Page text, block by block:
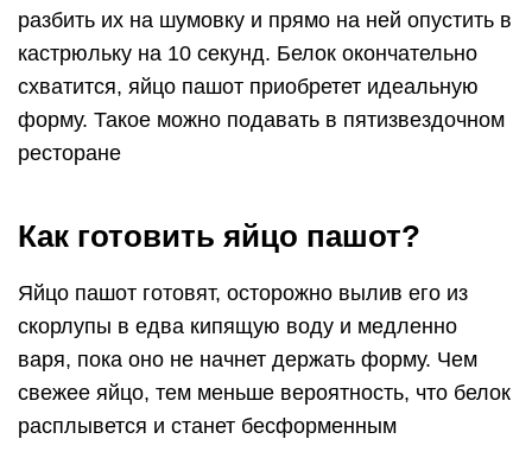
разбить их на шумовку и прямо на ней опустить в
кастрюльку на 10 секунд. Белок окончательно
схватится, яйцо пашот приобретет идеальную
форму. Такое можно подавать в пятизвездочном
ресторане
Как готовить яйцо пашот?
Яйцо пашот готовят, осторожно вылив его из
скорлупы в едва кипящую воду и медленно
варя, пока оно не начнет держать форму. Чем
свежее яйцо, тем меньше вероятность, что белок
расплывется и станет бесформенным